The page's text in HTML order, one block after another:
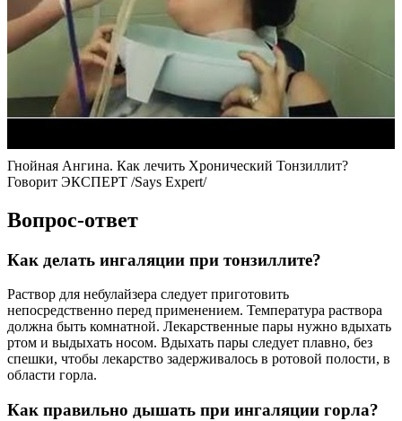
Гнойная Ангина. Как лечить Хронический Тонзиллит?
Говорит ЭКСПЕРТ /Says Expert/
Вопрос-ответ
Как делать ингаляции при тонзиллите?
Раствор для небулайзера следует приготовить
непосредственно перед применением. Температура раствора
должна быть комнатной. Лекарственные пары нужно вдыхать
ртом и выдыхать носом. Вдыхать пары следует плавно, без
спешки, чтобы лекарство задерживалось в ротовой полости, в
области горла.
Как правильно дышать при ингаляции горла?